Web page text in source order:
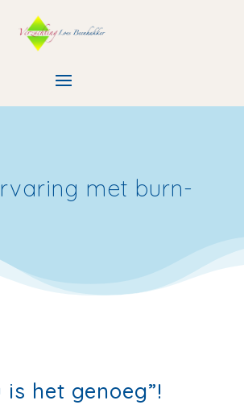
met burn-
is het genoeg”!